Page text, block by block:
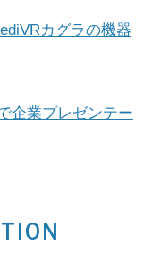
カグラの機器
企業プレゼンテー